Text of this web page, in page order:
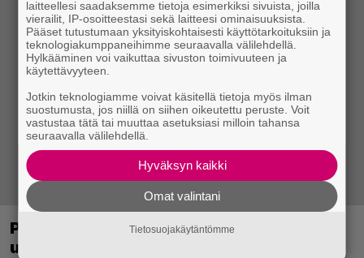
PS1-ajan klassikkoloikinta Croc 2 palaa
uudistettuna nykykonsoleille ja PC:lle
laitteellesi saadaksemme tietoja esimerkiksi sivuista, joilla
vierailit, IP-osoitteestasi sekä laitteesi ominaisuuksista.
Pääset tutustumaan yksityiskohtaisesti käyttötarkoituksiin ja
teknologiakumppaneihimme seuraavalla välilehdellä.
Hylkääminen voi vaikuttaa sivuston toimivuuteen ja
käytettävyyteen.
Jotkin teknologiamme voivat käsitellä tietoja myös ilman
suostumusta, jos niillä on siihen oikeutettu peruste. Voit
vastustaa tätä tai muuttaa asetuksiasi milloin tahansa
seuraavalla välilehdellä.
Hyväksyn kaikki
Omat valintani
Tietosuojakäytäntömme